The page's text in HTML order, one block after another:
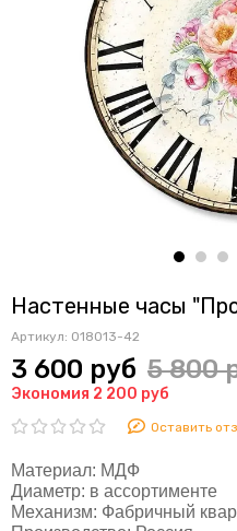
Настенные часы
Артикул: 018013-42
3 600 руб 5 800
Экономия 2 200 руб
Оставить
Материал: МДФ
Диаметр: в ассортименте
Механизм: Фабричный